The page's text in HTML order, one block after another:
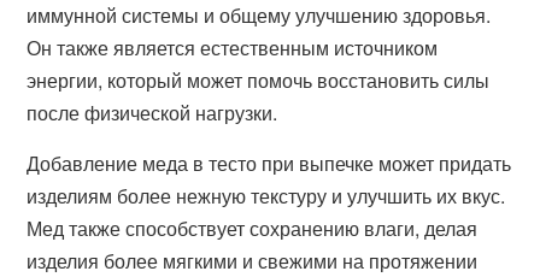
иммунной системы и общему улучшению здоровья.
Он также является естественным источником
энергии, который может помочь восстановить силы
после физической нагрузки.
Добавление меда в тесто при выпечке может придать
изделиям более нежную текстуру и улучшить их вкус.
Мед также способствует сохранению влаги, делая
изделия более мягкими и свежими на протяжении